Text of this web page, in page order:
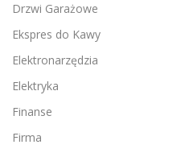
Drzwi Garażowe
Ekspres do Kawy
Elektronarzędzia
Elektryka
Finanse
Firma